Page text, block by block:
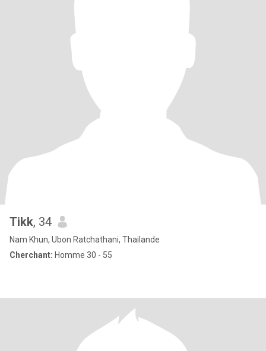
Tikk, 34
Nam Khun, Ubon Ratchathani, Thailande
Cherchant: Homme 30 - 55